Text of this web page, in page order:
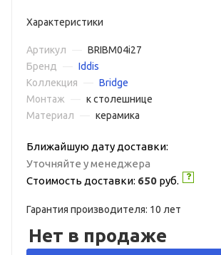
Характеристики
Артикул
BRIBM04i27
Бренд
Iddis
Коллекция
Bridge
Монтаж
к столешнице
Материал
керамика
Ближайшую дату доставки:
Уточняйте у менеджера
Стоимость доставки: 650 руб.
Гарантия производителя: 10 лет
Нет в продаже